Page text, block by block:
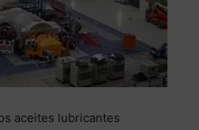
aceites lubricantes